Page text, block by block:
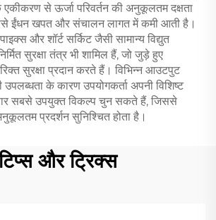
एकीकरण से ऊर्जा परिवर्तन की अनुकूलतम दक्षता
ईंधन खपत और संचालन लागत में कमी आती है।
और शॉर्ट सर्किट जैसी सामान्य विद्युत
सुरक्षा तंत्र भी शामिल हैं, जो जुड़े हुए
सुरक्षा प्रदान करते हैं। विभिन्न आउटपुट
उपलब्धता के कारण उपयोगकर्ता अपनी विशिष्ट
सबसे उपयुक्त विकल्प चुन सकते हैं, जिससे
प्रदर्शन सुनिश्चित होता है।
और ट्रिक्स